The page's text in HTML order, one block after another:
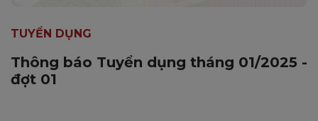
TUYỂN DỤNG
Thông báo Tuyển dụng tháng 01/2025 -
đợt 01